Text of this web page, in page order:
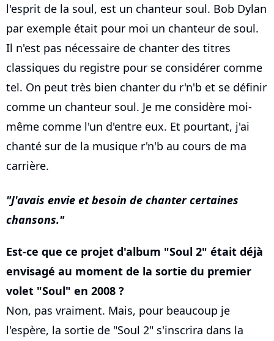
l'esprit de la soul, est un chanteur soul. Bob Dylan
par exemple était pour moi un chanteur de soul.
Il n'est pas nécessaire de chanter des titres
classiques du registre pour se considérer comme
tel. On peut très bien chanter du r'n'b et se définir
comme un chanteur soul. Je me considère moi-
même comme l'un d'entre eux. Et pourtant, j'ai
chanté sur de la musique r'n'b au cours de ma
carrière.
J'avais envie et besoin de chanter certaines
chansons.
Est-ce que ce projet d'album "Soul 2" était déjà
envisagé au moment de la sortie du premier
volet "Soul" en 2008 ?
Non, pas vraiment. Mais, pour beaucoup je
l'espère, la sortie de "Soul 2" s'inscrira dans la